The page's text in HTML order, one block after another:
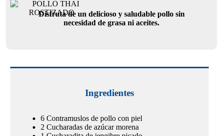
Disfruta de un delicioso y saludable pollo sin
necesidad de grasa ni aceites.
Ingredientes
6 Contramuslos de pollo con piel
2 Cucharadas de azúcar morena